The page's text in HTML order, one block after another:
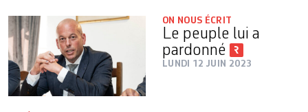
ON NOUS ÉCRIT
Le peuple lui a
pardonné
LUNDI 12 JUIN 2023